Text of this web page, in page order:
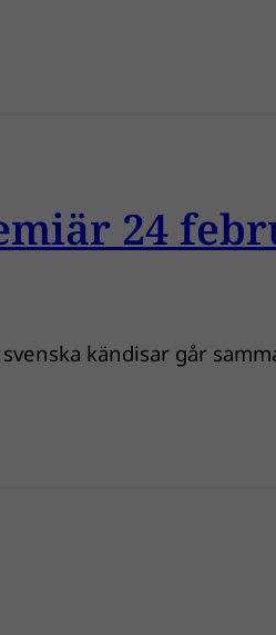
24
kändisar går